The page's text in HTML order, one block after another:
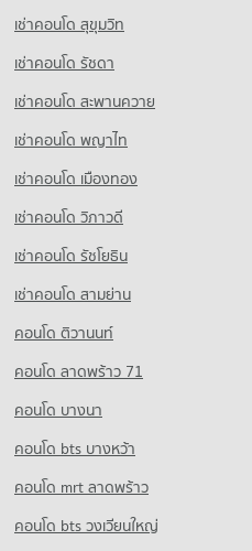
รฒ ประสานมิตร
าม 4
ะราม 4
ม 4
กงานใหญ่
นักงานใหญ่
กงานใหญ่
ริกิติ์
สิริกิติ์
ริกิติ์
ทศไทย
เช่าคอนโด สุขุมวิท
เช่าคอนโด รัชดา
เช่าคอนโด สะพานควาย
เช่าคอนโด พญาไท
เช่าคอนโด เมืองทอง
เช่าคอนโด วิภาวดี
เช่าคอนโด รัชโยธิน
เช่าคอนโด สามย่าน
คอนโด ติวานนท์
คอนโด ลาดพร้าว 71
คอนโด บางนา
คอนโด bts บางหว้า
คอนโด mrt ลาดพร้าว
คอนโด bts วงเวียนใหญ่